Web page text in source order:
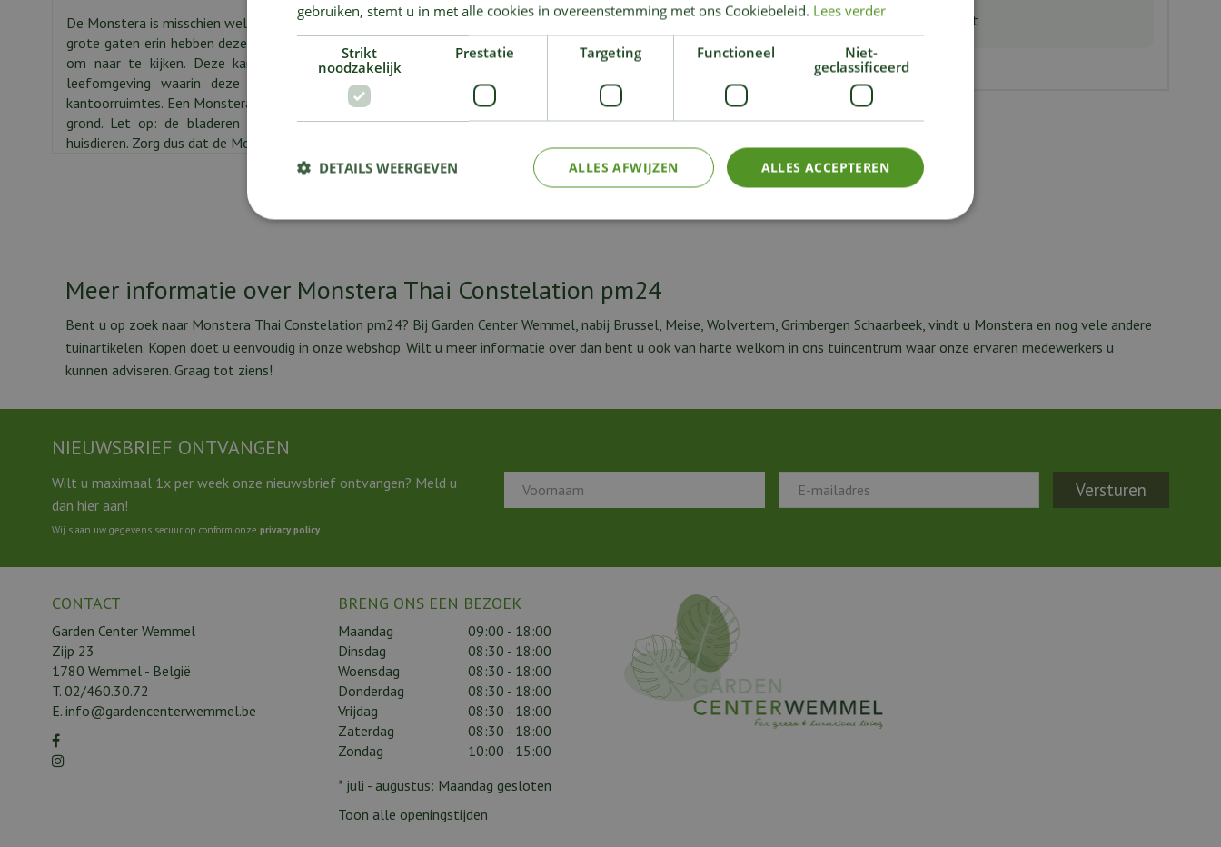
Planten van de hoogste kwaliteit
De Monstera is misschien wel dé kamerplant van het moment. De opvallende bladeren met van nature
grote gaten erin hebben deze plant de bijnaam 'Gatenplant' gegeven. Een Monstera is niet alleen leuk
om naar te kijken. Deze kamerplant is ook nog eens sterk luchtzuiverend en verbeterd dus de
leefomgeving waarin deze staat. De Gatenplant is daarom ook een graag geziene plant in
kantoorruimtes. Een Monstera staat het liefst in de halfschaduw en gaat gebaat bij een lichtvochtige
grond. Let op: de bladeren van de Monstera zijn giftig voor kinderen, honden, katten en andere
huisdieren. Zorg dus dat de Monstera buiten bereik staat.
Meer informatie over Monstera Thai Constelation pm24
Bent u op zoek naar Monstera Thai Constelation pm24? Bij Garden Center Wemmel, nabij Brussel, Meise, Wolvertem, Grimbergen Schaarbeek, vindt u Monstera en nog vele andere
tuinartikelen. Kopen doet u eenvoudig in onze webshop. Wilt u meer informatie over dan bent u ook van harte welkom in ons tuincentrum waar onze ervaren medewerkers u
kunnen adviseren. Graag tot ziens!
NIEUWSBRIEF ONTVANGEN
Wilt u maximaal 1x per week onze nieuwsbrief ontvangen? Meld u
dan hier aan!
Wij slaan uw gegevens secuur op conform onze privacy policy.
CONTACT
Garden Center Wemmel
Zijp 23
1780 Wemmel - België
T. 02/460.30.72
E. info@gardencenterwemmel.be
BRENG ONS EEN BEZOEK
Maandag
09:00 - 18:00
Dinsdag
08:30 - 18:00
Woensdag
08:30 - 18:00
Donderdag
08:30 - 18:00
Vrijdag
08:30 - 18:00
Zaterdag
08:30 - 18:00
Zondag
10:00 - 15:00
* juli - augustus: Maandag gesloten
Toon alle openingstijden
gebruiken, stemt u in met alle cookies in overeenstemming met ons Cookiebeleid. Lees verder
Strikt
noodzakelijk
Prestatie Targeting Functioneel
Niet-
geclassificeerd
ALLES ACCEPTEREN
ALLES AFWIJZEN
DETAILS WEERGEVEN